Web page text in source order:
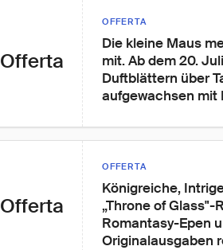
Offerta
OFFERTA
Die kleine Maus
mit. Ab dem 20.
Duftblättern über
aufgewachsen mit
Offerta
OFFERTA
Königreiche,
„Throne of Glass"-
Romantasy-Epen
Originalausgaben